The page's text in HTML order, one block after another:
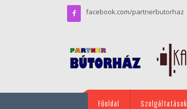
facebook.com/partnerbutorhaz
Főoldal Szolgáltatások